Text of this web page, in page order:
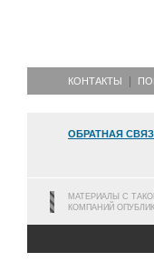
КОНТАКТЫ
ОБРАТНАЯ
МАТЕРИАЛЫ С
КОМПАНИЙ